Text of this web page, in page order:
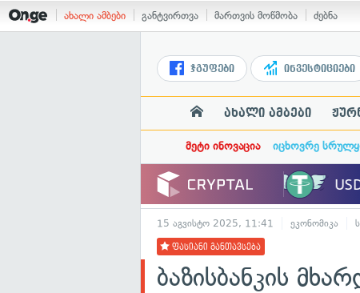
ახალი ამბები განტვირთვა მართვის მოწმობა ძებნა
ჯგუფები ინვესტიციები
ახალი ამბები
მეტი ინოვაცია იცხოვრე
15 აგვისტო 2025, 11:41 ეკონომიკა
ფასიანი განთავსება
ბაზისბანკის